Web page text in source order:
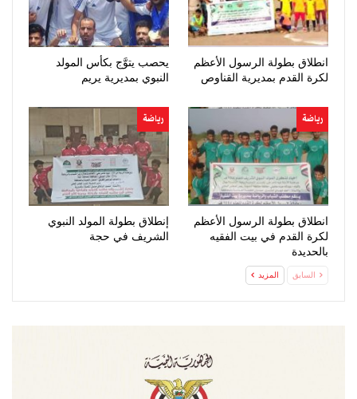
انطلاق بطولة الرسول الأعظم
لكرة القدم بمديرية القناوص
يحصب يتوَّج بكأس المولد
النبوي بمديرية يريم
رياضة
انطلاق بطولة الرسول الأعظم
لكرة القدم في بيت الفقيه
بالحديدة
رياضة
إنطلاق بطولة المولد النبوي
الشريف في حجة
السابق المزيد